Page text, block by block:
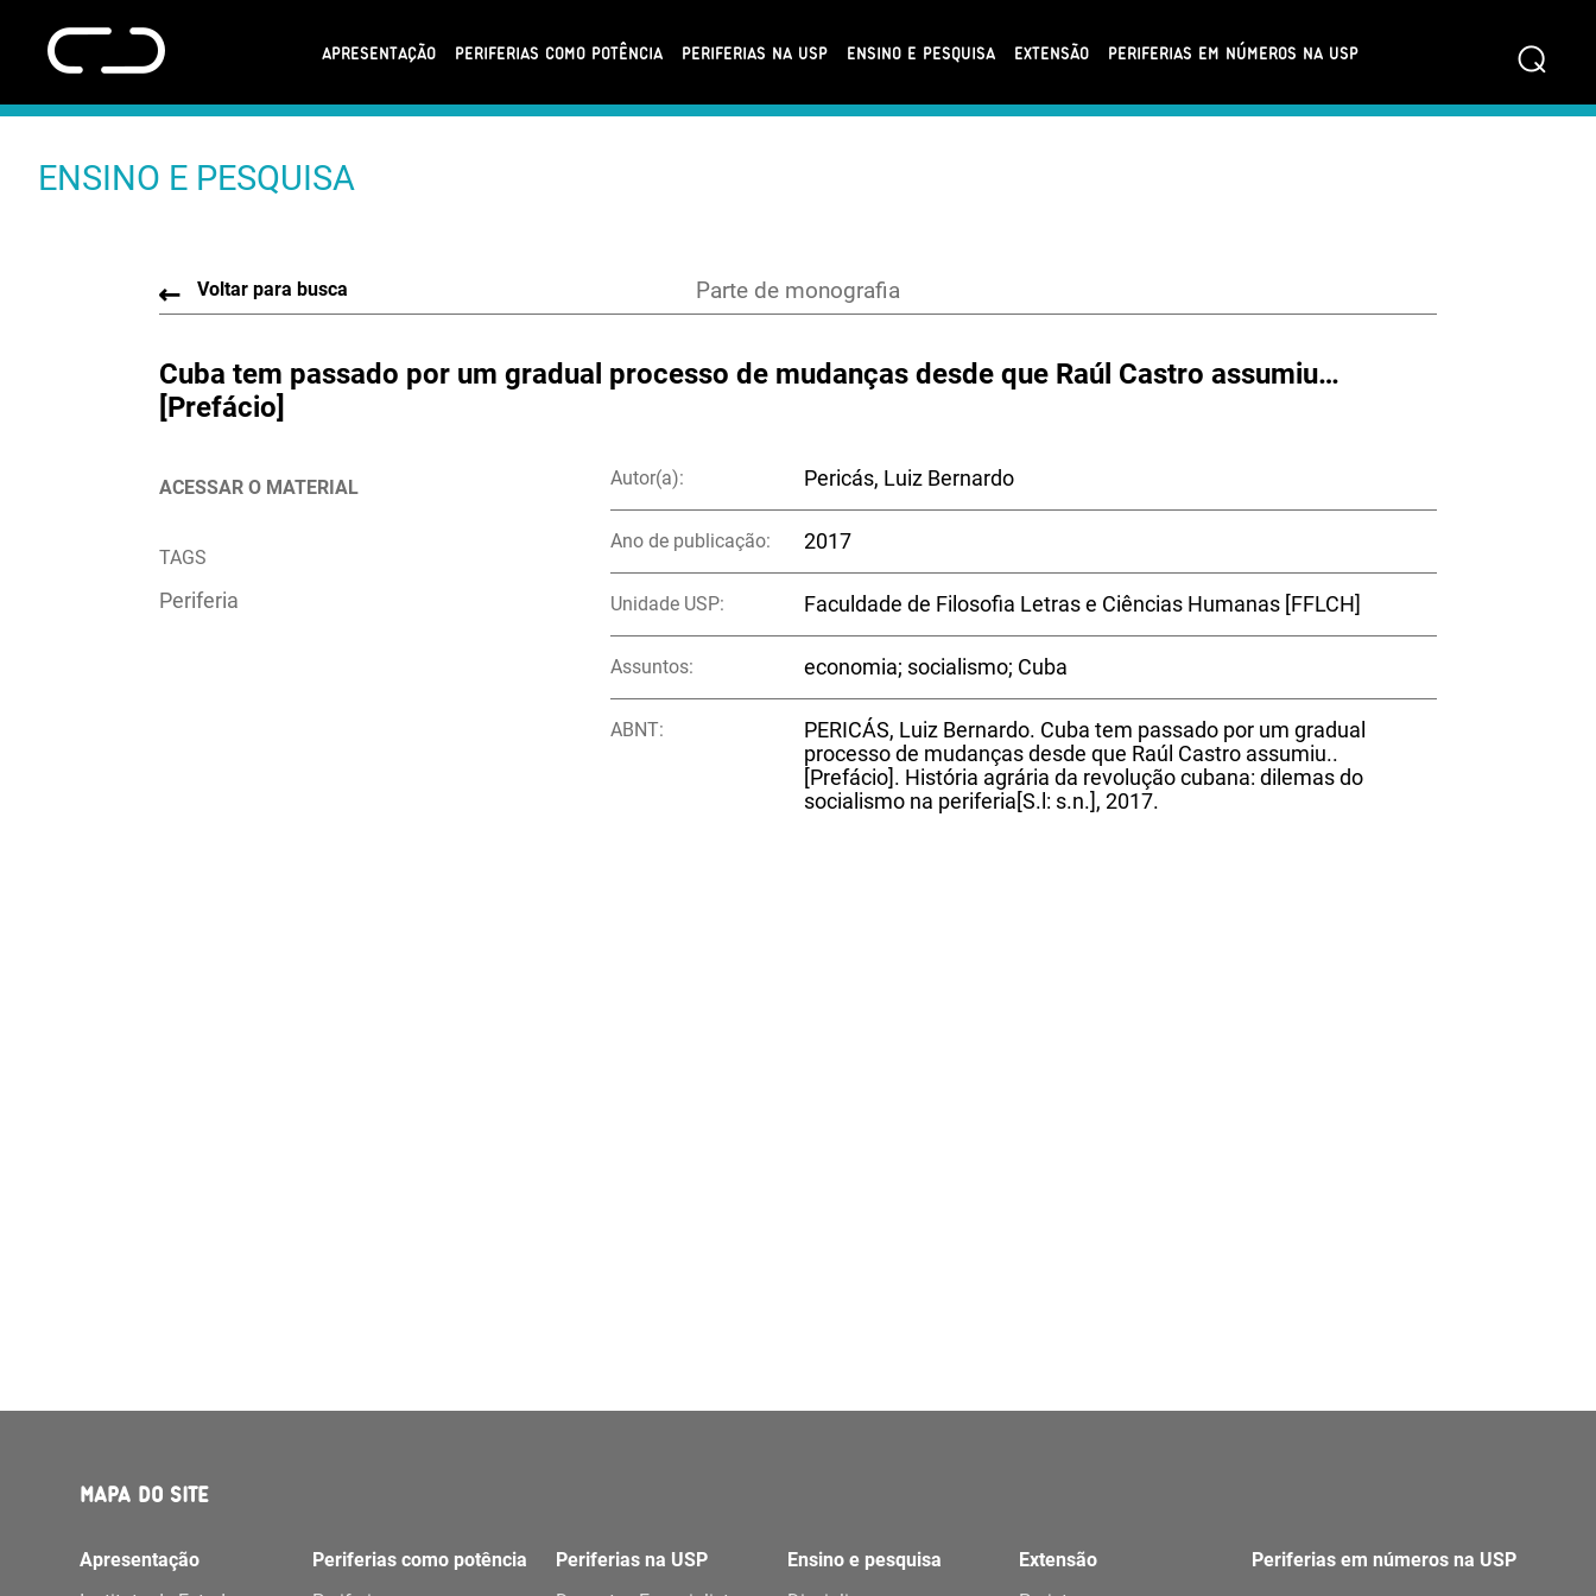
APRESENTAÇÃO PERIFERIAS COMO POTÊNCIA PERIFERIAS NA USP ENSINO E PESQUISA EXTENSÃO PERIFERIAS EM NÚMEROS NA USP ⌕
ENSINO E PESQUISA
Voltar para busca Parte de monografia
Cuba tem passado por um gradual processo de mudanças desde que Raúl Castro assumiu…
[Prefácio]
ACESSAR O MATERIAL
TAGS
Periferia
Autor(a): Pericás, Luiz Bernardo
Ano de publicação: 2017
Unidade USP: Faculdade de Filosofia Letras e Ciências Humanas [FFLCH]
Assuntos: economia; socialismo; Cuba
ABNT:
PERICÁS, Luiz Bernardo. Cuba tem passado por um gradual
processo de mudanças desde que Raúl Castro assumiu..
[Prefácio]. História agrária da revolução cubana: dilemas do
socialismo na periferia[S.l: s.n.], 2017.
MAPA DO SITE
Apresentação
Periferias como potência
Periferias na USP
Ensino e pesquisa
Extensão
Periferias em números na USP